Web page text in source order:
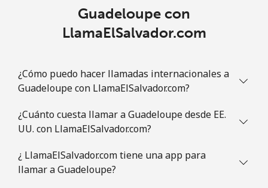
Guadeloupe con
LlamaElSalvador.com
¿Cómo puedo hacer llamadas internacionales a
Guadeloupe con LlamaElSalvador.com?
¿Cuánto cuesta llamar a Guadeloupe desde EE.
UU. con LlamaElSalvador.com?
¿ LlamaElSalvador.com tiene una app para
llamar a Guadeloupe?